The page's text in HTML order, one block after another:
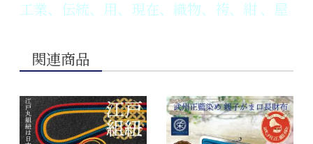
工業、伝統、用、現在、織物、袴、紺 、屋
関連商品